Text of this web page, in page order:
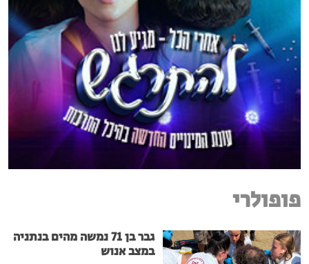
פופולרי
גבר בן 71 נמשה מהים בנתניה
במצב אנוש